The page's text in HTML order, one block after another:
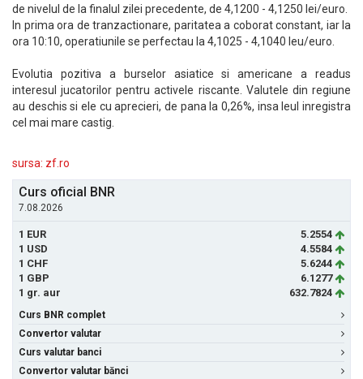
de nivelul de la finalul zilei precedente, de 4,1200 - 4,1250 lei/euro.
In prima ora de tranzactionare, paritatea a coborat constant, iar la
ora 10:10, operatiunile se perfectau la 4,1025 - 4,1040 leu/euro.
Evolutia pozitiva a burselor asiatice si americane a readus
interesul jucatorilor pentru activele riscante. Valutele din regiune
au deschis si ele cu aprecieri, de pana la 0,26%, insa leul inregistra
cel mai mare castig.
sursa: zf.ro
Curs oficial BNR
7.08.2026
1 EUR
5.2554
1 USD
4.5584
1 CHF
5.6244
1 GBP
6.1277
1 gr. aur
632.7824
Curs BNR complet
Convertor valutar
Curs valutar banci
Convertor valutar bănci